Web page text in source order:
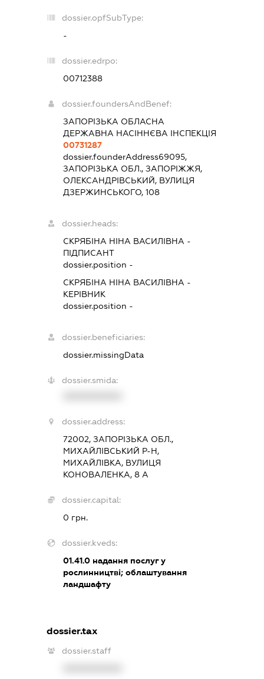
dossier.opfSubType:
-
dossier.edrpo:
00712388
dossier.foundersAndBenef:
ЗАПОРІЗЬКА ОБЛАСНА
ДЕРЖАВНА НАСІННЄВА ІНСПЕКЦІЯ
00731287
dossier.founderAddress69095,
ЗАПОРІЗЬКА ОБЛ., ЗАПОРІЖЖЯ,
ОЛЕКСАНДРІВСЬКИЙ, ВУЛИЦЯ
ДЗЕРЖИНСЬКОГО, 108
dossier.heads:
СКРЯБІНА НІНА ВАСИЛІВНА -
ПІДПИСАНТ
dossier.position -
СКРЯБІНА НІНА ВАСИЛІВНА -
КЕРІВНИК
dossier.position -
dossier.beneficiaries:
dossier.missingData
dossier.smida:
dossier.address:
72002, ЗАПОРІЗЬКА ОБЛ.,
МИХАЙЛІВСЬКИЙ Р-Н,
МИХАЙЛІВКА, ВУЛИЦЯ
КОНОВАЛЕНКА, 8 А
dossier.capital:
0 грн.
dossier.kveds:
01.41.0 надання послуг у
рослинництві; облаштування
ландшафту
dossier.tax
dossier.staff